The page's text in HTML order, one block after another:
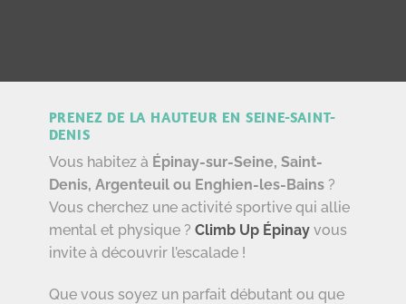
PRENEZ DE LA HAUTEUR EN SEINE-SAINT-
DENIS
Vous habitez à Épinay-sur-Seine, Saint-
Denis, Argenteuil ou Enghien-les-Bains?
Vous cherchez une activité sportive qui allie
mental et physique ? Climb Up Épinayvous
invite à découvrir l’escalade !
Que vous soyez un parfait débutant ou que